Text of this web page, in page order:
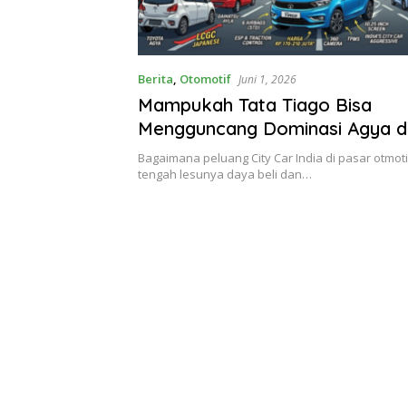
Berita, Otomotif Juni 1, 2026
Mampukah Tata Tiago Bisa
Mengguncang Dominasi Agya
Bagaimana peluang City Car India di pasar
tengah lesunya daya beli dan…